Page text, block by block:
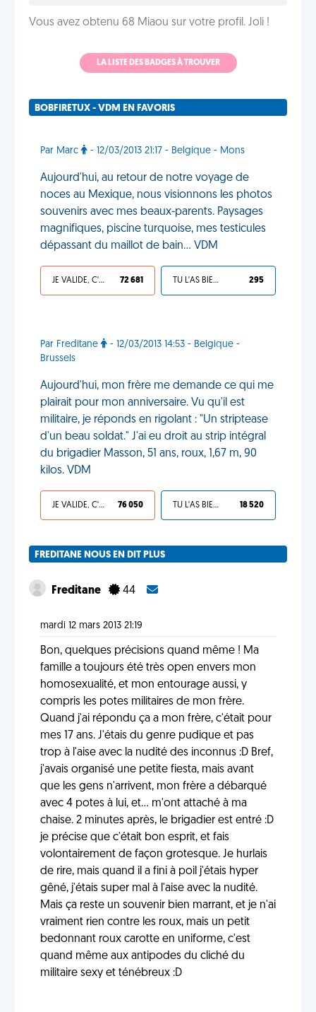
Vous avez obtenu 68 Miaou sur votre profil. Joli !
LA LISTE DES BADGES À TROUVER
BOBFIRETUX - VDM EN FAVORIS
Par Marc - 12/03/2013 21:17 - Belgique - Mons
Aujourd'hui, au retour de notre voyage de
noces au Mexique, nous visionnons les photos
souvenirs avec mes beaux-parents. Paysages
magnifiques, piscine turquoise, mes testicules
dépassant du maillot de bain... VDM
JE VALIDE, C'EST UNE VDM 72 681 TU L'AS BIEN MÉRITÉ 295
Par Freditane
- 12/03/2013 14:53 - Belgique -
Brussels
Aujourd'hui, mon frère me demande ce qui me
plairait pour mon anniversaire. Vu qu'il est
militaire, je réponds en rigolant : "Un striptease
d'un beau soldat." J'ai eu droit au strip intégral
du brigadier Masson, 51 ans, roux, 1,67 m, 90
kilos. VDM
JE VALIDE, C'EST UNE VDM 76 050 TU L'AS BIEN MÉRITÉ 18 520
FREDITANE NOUS EN DIT PLUS
Freditane 44
mardi 12 mars 2013 21:19
Bon, quelques précisions quand même ! Ma
famille a toujours été très open envers mon
homosexualité, et mon entourage aussi, y
compris les potes militaires de mon frère.
Quand j'ai répondu ça a mon frère, c'était pour
mes 17 ans. J'étais du genre pudique et pas
trop à l'aise avec la nudité des inconnus :D Bref,
j'avais organisé une petite fiesta, mais avant
que les gens n'arrivent, mon frère a débarqué
avec 4 potes à lui, et... m'ont attaché à ma
chaise. 2 minutes après, le brigadier est entré :D
je précise que c'était bon esprit, et fais
volontairement de façon grotesque. Je hurlais
de rire, mais quand il a fini à poil j'étais hyper
gêné, j'étais super mal à l'aise avec la nudité.
Mais ça reste un souvenir bien marrant, et je n'ai
vraiment rien contre les roux, mais un petit
bedonnant roux carotte en uniforme, c'est
quand même aux antipodes du cliché du
militaire sexy et ténébreux :D